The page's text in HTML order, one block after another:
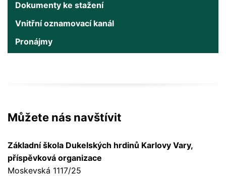
Dokumenty ke stažení
Vnitřní oznamovací kanál
Pronájmy
Můžete nás navštívit
Základní škola Dukelských hrdinů Karlovy Vary,
příspěvková organizace
Moskevská 1117/25